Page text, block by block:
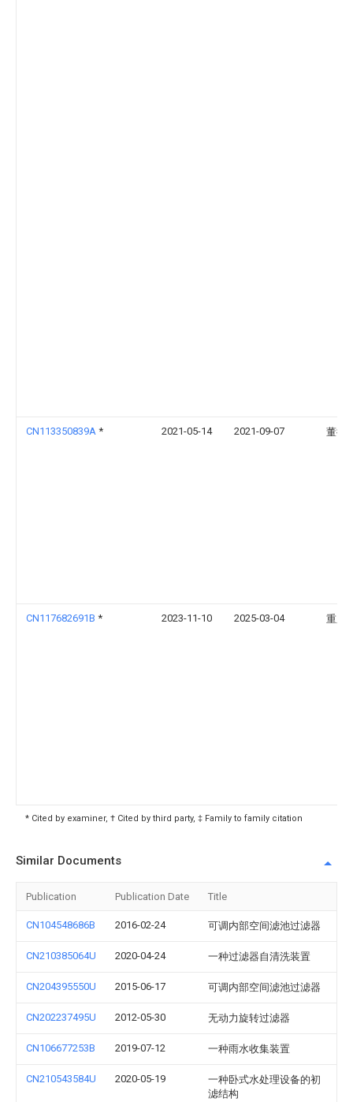
CN113350839A * 2021-05-14 2021-09-07 董徽
CN117682691B * 2023-11-10 2025-03-04 重庆
* Cited by examiner, † Cited by third party, ‡ Family to family citation
Similar Documents
Publication Publication Date Title
CN104548686B 2016-02-24 可调内部空间滤池过滤器
CN210385064U 2020-04-24 一种过滤器自清洗装置
CN204395550U 2015-06-17 可调内部空间滤池过滤器
CN202237495U 2012-05-30 无动力旋转过滤器
CN106677253B 2019-07-12 一种雨水收集装置
CN210543584U 2020-05-19
一种卧式水处理设备的初
滤结构